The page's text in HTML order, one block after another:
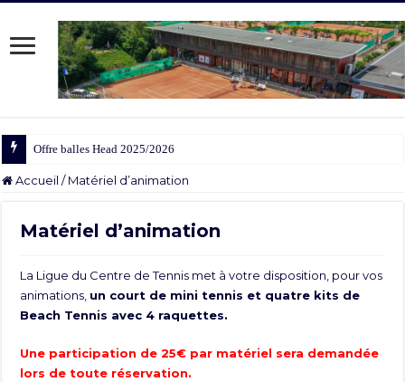
Offre balles Head 2025/2026
Accueil / Matériel d’animation
Matériel d’animation
La Ligue du Centre de Tennis met à votre disposition, pour vos
animations, un court de mini tennis et quatre kits de
Beach Tennis avec 4 raquettes.
Une participation de 25€ par matériel sera demandée
lors de toute réservation.